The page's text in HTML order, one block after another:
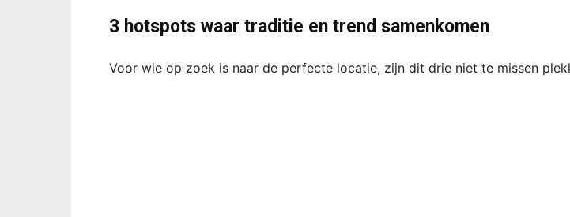
3 hotspots waar traditie en trend samenkomen
Voor wie op zoek is naar de perfecte locatie, zijn dit drie niet te missen